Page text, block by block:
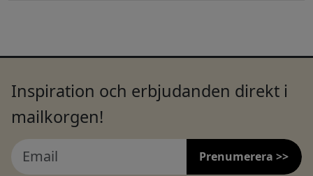
Inspiration och erbjudanden direkt i
mailkorgen!
Prenumerera >>